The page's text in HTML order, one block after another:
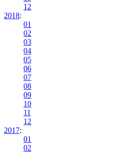
12
2018:
01
02
03
04
05
06
07
08
09
10
11
12
2017:
01
02